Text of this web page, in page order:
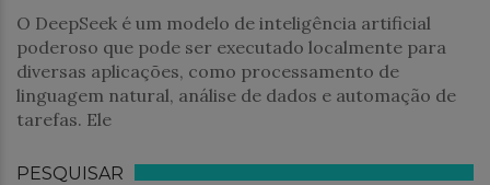
O DeepSeek é um modelo de inteligência artificial
poderoso que pode ser executado localmente para
diversas aplicações, como processamento de
linguagem natural, análise de dados e automação de
tarefas. Ele
PESQUISAR